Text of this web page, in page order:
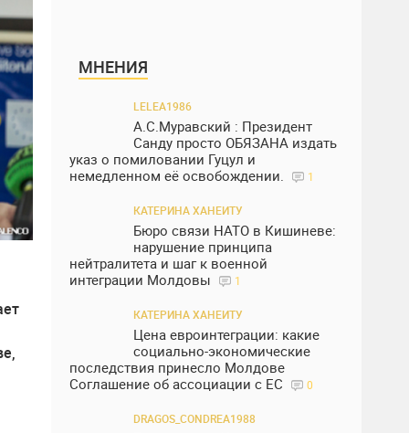
МНЕНИЯ
LELEA1986
А.С.Муравский : Президент
Санду просто ОБЯЗАНА издать
указ о помиловании Гуцул и
немедленном её освобождении.
1
КАТЕРИНА ХАНЕИТУ
Бюро связи НАТО в Кишиневе:
нарушение принципа
нейтралитета и шаг к военной
интеграции Молдовы
1
КАТЕРИНА ХАНЕИТУ
Цена евроинтеграции: какие
социально-экономические
последствия принесло Молдове
Соглашение об ассоциации с ЕС
0
DRAGOS_CONDREA1988